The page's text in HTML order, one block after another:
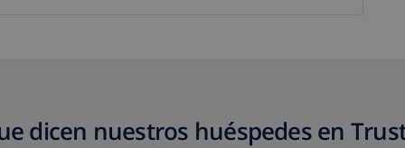
dicen nuestros huéspedes en